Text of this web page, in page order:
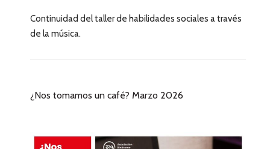
Continuidad del taller de habilidades sociales a través
de la música.
¿Nos tomamos un café? Marzo 2026